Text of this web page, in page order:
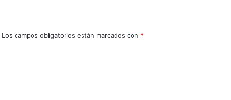
Los campos obligatorios están marcados con *